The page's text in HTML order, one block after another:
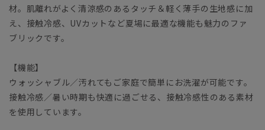
材。肌離れがよく清涼感のあるタッチ＆軽く薄手の生地感に加
え、接触冷感、UVカットなど夏場に最適な機能も魅力のファ
ブリックです。
【機能】
ウォッシャブル／汚れてもご家庭で簡単にお洗濯が可能です。
接触冷感／暑い時期も快適に過ごせる、接触冷感性のある素材
を使用しています。